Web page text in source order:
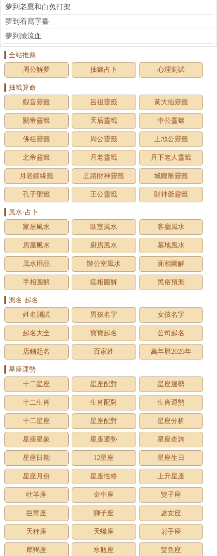
夢到老鷹和白兔打架
夢到看寫字臺
夢到臉流血
全站推薦
周公解夢
抽籤占卜 心理測試
抽籤算命
觀音靈籤
呂祖靈籤 黃大仙靈籤
關帝靈籤 天后靈籤 車公靈籤
佛祖靈籤 周公靈籤 土地公靈籤
北帝靈籤 月老靈籤 月下老人靈籤
月老姻緣籤 五路財神靈籤 城隍爺靈籤
孔子聖籤 王公靈籤 財神爺靈籤
風水·占卜
家居風水
臥室風水 客廳風水
房屋風水 廚房風水 墓地風水
風水用品 辦公室風水 面相圖解
手相圖解 痣相圖解 民俗預測
測名·起名
姓名測試
男孩名字 女孩名字
起名大全 寶寶起名 公司起名
店鋪起名 百家姓 萬年曆2026年
星座運勢
十二星座
星座配對 星座運勢
十二生肖 生肖配對 生肖運勢
十二星座 星座配對 星座分析
星座星象 星座運勢 星座查詢
星座日期 12星座 星座生日
星座月份 星座性格 上升星座
牡羊座 金牛座 雙子座
巨蟹座 獅子座 處女座
天秤座 天蠍座 射手座
摩羯座 水瓶座 雙魚座